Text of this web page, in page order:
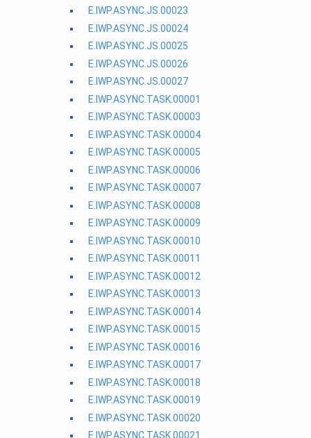
E.IWP.ASYNC.JS.00023
E.IWP.ASYNC.JS.00024
E.IWP.ASYNC.JS.00025
E.IWP.ASYNC.JS.00026
E.IWP.ASYNC.JS.00027
E.IWP.ASYNC.TASK.00001
E.IWP.ASYNC.TASK.00003
E.IWP.ASYNC.TASK.00004
E.IWP.ASYNC.TASK.00005
E.IWP.ASYNC.TASK.00006
E.IWP.ASYNC.TASK.00007
E.IWP.ASYNC.TASK.00008
E.IWP.ASYNC.TASK.00009
E.IWP.ASYNC.TASK.00010
E.IWP.ASYNC.TASK.00011
E.IWP.ASYNC.TASK.00012
E.IWP.ASYNC.TASK.00013
E.IWP.ASYNC.TASK.00014
E.IWP.ASYNC.TASK.00015
E.IWP.ASYNC.TASK.00016
E.IWP.ASYNC.TASK.00017
E.IWP.ASYNC.TASK.00018
E.IWP.ASYNC.TASK.00019
E.IWP.ASYNC.TASK.00020
E.IWP.ASYNC.TASK.00021